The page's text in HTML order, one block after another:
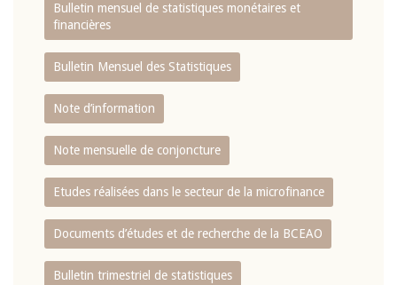
Bulletin mensuel de statistiques monétaires et
financières
Bulletin Mensuel des Statistiques
Note d’information
Note mensuelle de conjoncture
Etudes réalisées dans le secteur de la microfinance
Documents d’études et de recherche de la BCEAO
Bulletin trimestriel de statistiques